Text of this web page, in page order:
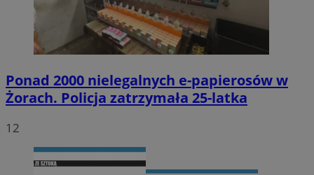
Ponad 2000 nielegalnych e-papierosów w
Żorach. Policja zatrzymała 25-latka
12